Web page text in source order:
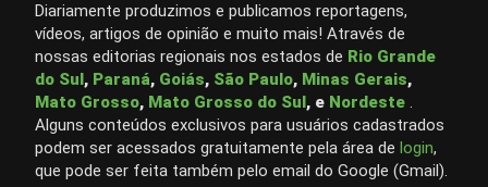
Diariamente produzimos e publicamos reportagens,
vídeos, artigos de opinião e muito mais! Através de
nossas editorias regionais nos estados de Rio Grande
do Sul, Paraná, Goiás, São Paulo, Minas Gerais,
Mato Grosso, Mato Grosso do Sul, e Nordeste .
Alguns conteúdos exclusivos para usuários cadastrados
podem ser acessados gratuitamente pela área de login,
que pode ser feita também pelo email do Google (Gmail).